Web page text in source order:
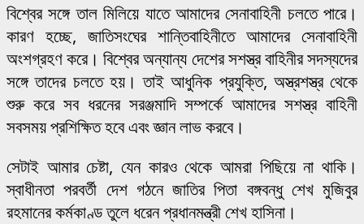
বিশ্বের সঙ্গে তাল মিলিয়ে যাতে আমাদের সেনাবাহিনী চলতে পারে।
কারণ হচ্ছে, জাতিসংঘের শান্তিবাহিনীতে আমাদের সেনাবাহিনী
অংশগ্রহণ করে। বিশ্বের অন্যান্য দেশের সশস্ত্র বাহিনীর সদস্যদের
সঙ্গে তাদের চলতে হয়। তাই আধুনিক প্রযুক্তি, অস্ত্রশস্ত্র থেকে
শুরু করে সব ধরনের সরঞ্জমাদি সম্পর্কে আমাদের সশস্ত্র বাহিনী
সবসময় প্রশিক্ষিত হবে এবং জ্ঞান লাভ করবে।
সেটাই আমার চেষ্টা, যেন কারও থেকে আমরা পিছিয়ে না থাকি।
স্বাধীনতা পরবর্তী দেশ গঠনে জাতির পিতা বঙ্গবন্ধু শেখ মুজিবুর
রহমানের কর্মকাণ্ড তুলে ধরেন প্রধানমন্ত্রী শেখ হাসিনা।